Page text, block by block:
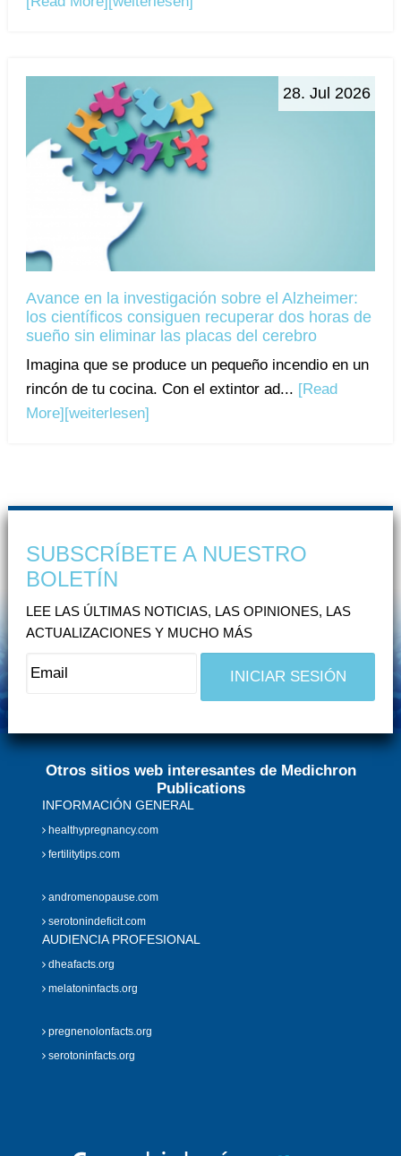
28. Jul 2026
Avance en la investigación sobre el Alzheimer:
los científicos consiguen recuperar dos horas de
sueño sin eliminar las placas del cerebro
Imagina que se produce un pequeño incendio en un
rincón de tu cocina. Con el extintor ad... [Read
More] [weiterlesen]
SUBSCRÍBETE A NUESTRO
BOLETÍN
LEE LAS ÚLTIMAS NOTICIAS, LAS OPINIONES, LAS
ACTUALIZACIONES Y MUCHO MÁS
Otros sitios web interesantes de Medichron
Publications
INFORMACIÓN GENERAL
healthypregnancy.com
fertilitytips.com
andromenopause.com
serotonindeficit.com
AUDIENCIA PROFESIONAL
dheafacts.org
melatoninfacts.org
pregnenolonfacts.org
serotoninfacts.org